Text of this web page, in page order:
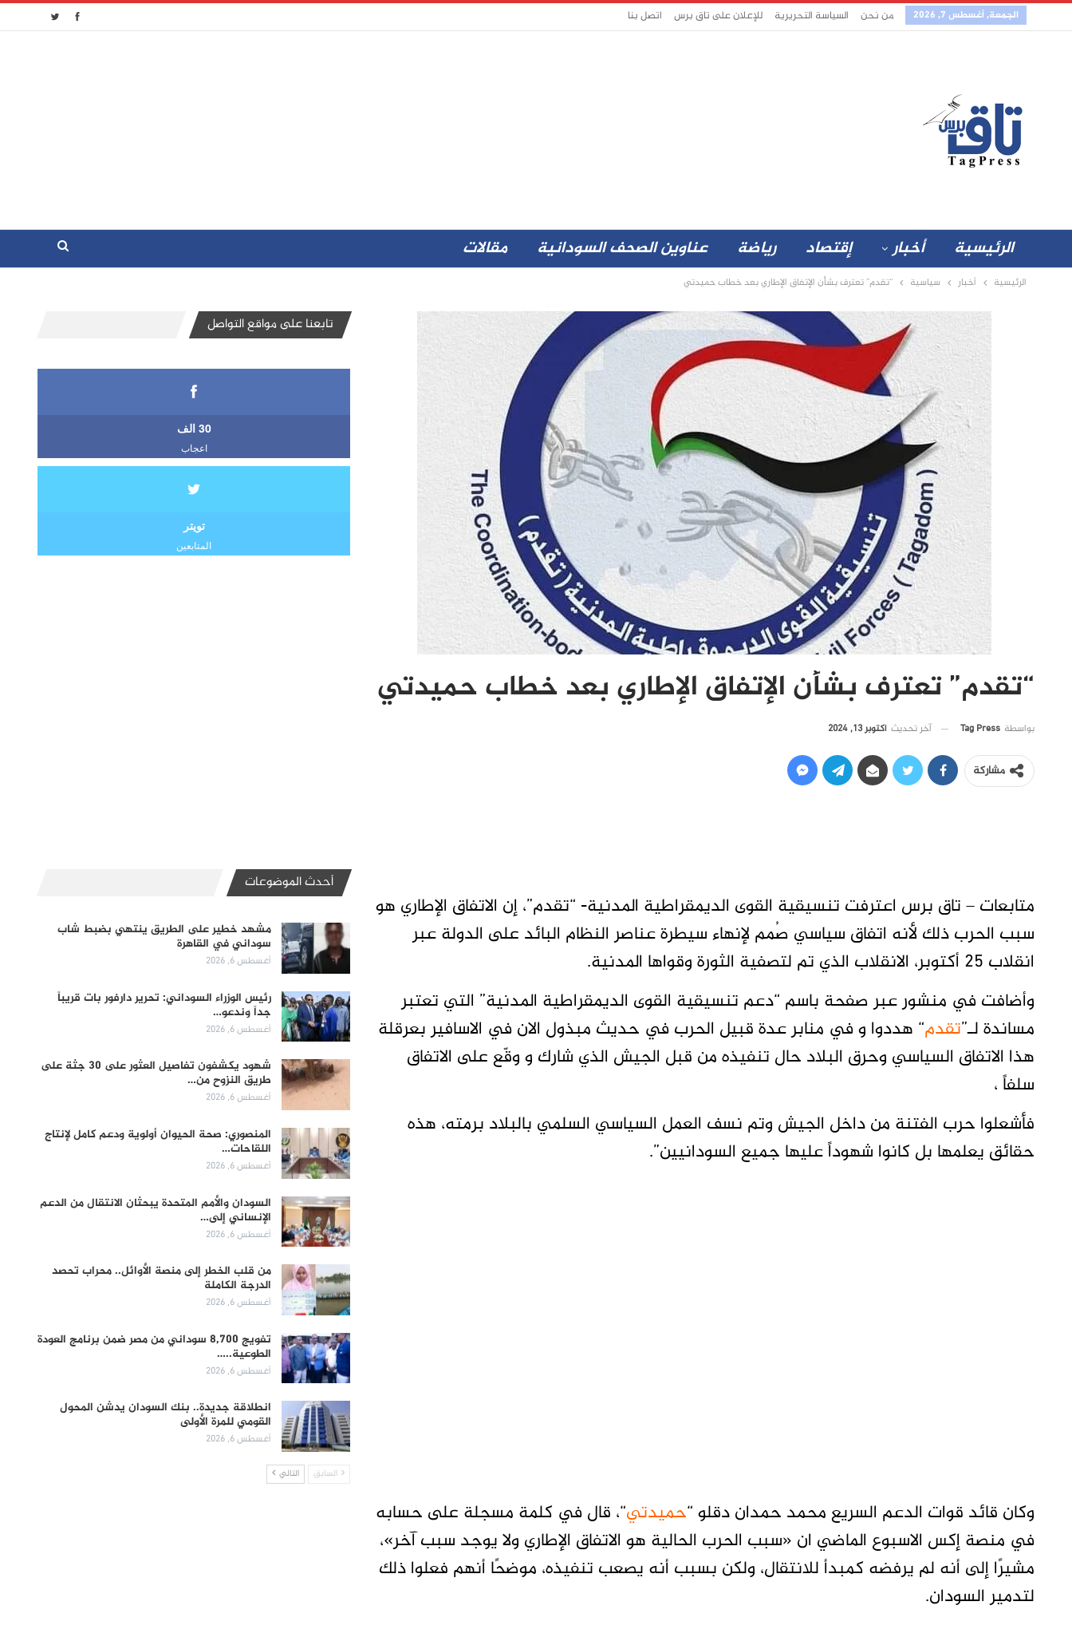
الجمعة, أغسطس 7, 2026 من نحن السياسة التحريرية للإعلان على تاق برس اتصل بنا
الرئيسية أخبار إقتصاد رياضة عناوين الصحف السودانية مقالات
الرئيسية أخبار سياسية “تقدم” تعترف بشأن الإتفاق الإطاري بعد خطاب حميدتي
“تقدم” تعترف بشأن الإتفاق الإطاري بعد خطاب حميدتي
بواسطة Tag Press آخر تحديث أكتوبر 13, 2024
مشاركة
متابعات – تاق برس اعترفت تنسيقية القوى الديمقراطية المدنية- “تقدم”، إن الاتفاق الإطاري هو
سبب الحرب ذلك لأنه اتفاق سياسي صُمم لإنهاء سيطرة عناصر النظام البائد على الدولة عبر
انقلاب 25 أكتوبر، الانقلاب الذي تم لتصفية الثورة وقواها المدنية.
وأضافت في منشور عبر صفحة باسم “دعم تنسيقية القوى الديمقراطية المدنية” التي تعتبر
مساندة لـ”تقدم“ هددوا و في منابر عدة قبيل الحرب في حديث مبذول الان في الاسافير بعرقلة
هذا الاتفاق السياسي وحرق البلاد حال تنفيذه من قبل الجيش الذي شارك و وقّع على الاتفاق
سلفاً ،
فأشعلوا حرب الفتنة من داخل الجيش وتم نسف العمل السياسي السلمي بالبلاد برمته، هذه
حقائق يعلمها بل كانوا شهوداً عليها جميع السودانيين”.
وكان قائد قوات الدعم السريع محمد حمدان دقلو “حميدتي“، قال في كلمة مسجلة على حسابه
في منصة إكس الاسبوع الماضي ان «سبب الحرب الحالية هو الاتفاق الإطاري ولا يوجد سبب آخر»،
مشيرًا إلى أنه لم يرفضه كمبدأ للانتقال، ولكن بسبب أنه يصعب تنفيذه، موضحًا أنهم فعلوا ذلك
لتدمير السودان.
تابعنا على مواقع التواصل
30 الف
اعجاب
تويتر
المتابعين
أحدث الموضوعات
مشهد خطير على الطريق ينتهي بضبط شاب
سوداني في القاهرة
أغسطس 6, 2026
رئيس الوزراء السوداني: تحرير دارفور بات قريباً
جداً وندعو…
أغسطس 6, 2026
شهود يكشفون تفاصيل العثور على 30 جثة على
طريق النزوح من…
أغسطس 6, 2026
المنصوري: صحة الحيوان أولوية ودعم كامل لإنتاج
اللقاحات…
أغسطس 6, 2026
السودان والأمم المتحدة يبحثان الانتقال من الدعم
الإنساني إلى…
أغسطس 6, 2026
من قلب الخطر إلى منصة الأوائل.. محراب تحصد
الدرجة الكاملة
أغسطس 6, 2026
تفويج 8,700 سوداني من مصر ضمن برنامج العودة
الطوعية..…
أغسطس 6, 2026
انطلاقة جديدة.. بنك السودان يدشن المحول
القومي للمرة الأولى
أغسطس 6, 2026
السابق التالي